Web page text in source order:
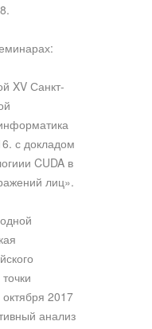
XV Санкт-
с докладом
CUDA в
лиц».
2017
анализ